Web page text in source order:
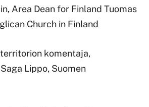
Area Dean for Finland Tuomas
Church in Finland
komentaja,
Lippo, Suomen